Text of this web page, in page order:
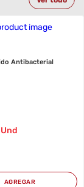
Antibacterial
AGREGAR